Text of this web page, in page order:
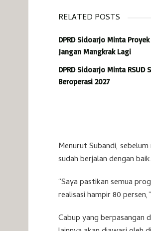
RELATED POSTS
DPRD Sidoarjo Minta
Jangan Mangkrak Lagi
DPRD Sidoarjo Minta RSUD
Beroperasi 2027
Menurut Subandi,
sudah berjalan dengan
“Saya pastikan semua
realisasi hampir 80
Cabup yang berpasangan